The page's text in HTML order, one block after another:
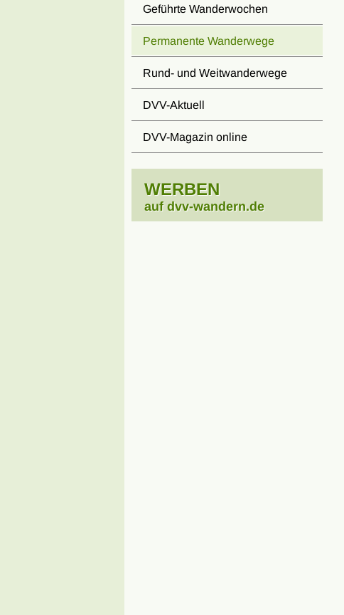
Geführte Wanderwochen
Permanente Wanderwege
Rund- und Weitwanderwege
DVV-Aktuell
DVV-Magazin online
WERBEN
auf dvv-wandern.de